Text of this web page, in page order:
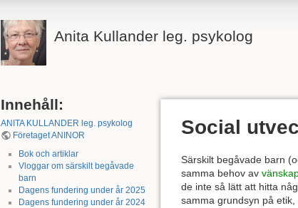
Anita Kullander leg. psykolog
Innehåll:
ANITA KULLANDER leg. psykolog
Företaget ANINOR
Bok och artiklar
Vloggar om särskilt begåvade
barn
Dagens fundering under år 2025
Dagens fundering under år 2024
Social
Särskilt begåvade barn
samma behov av
de inte så lätt att hitta
samma grundsyn på etik,